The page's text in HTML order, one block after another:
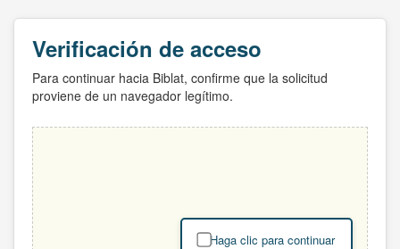
Verificación de acceso
Para continuar hacia Biblat, confirme que la solicitud
proviene de un navegador legítimo.
Haga clic para continuar